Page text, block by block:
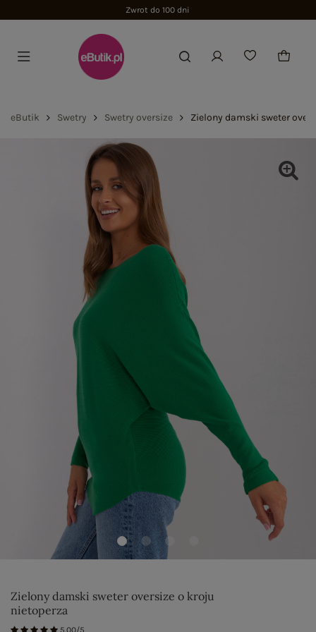
Zwrot do 100 dni
eButik Swetry Swetry oversize Zielony damski sweter
Zielony damski sweter oversize o kroju
nietoperza
5.00/5